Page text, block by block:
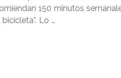
150 minutos
Lo …